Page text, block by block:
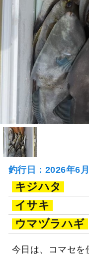
釣行日：2026年6
キジハタ
イサキ
ウマヅラハギ
今日は、コマセを